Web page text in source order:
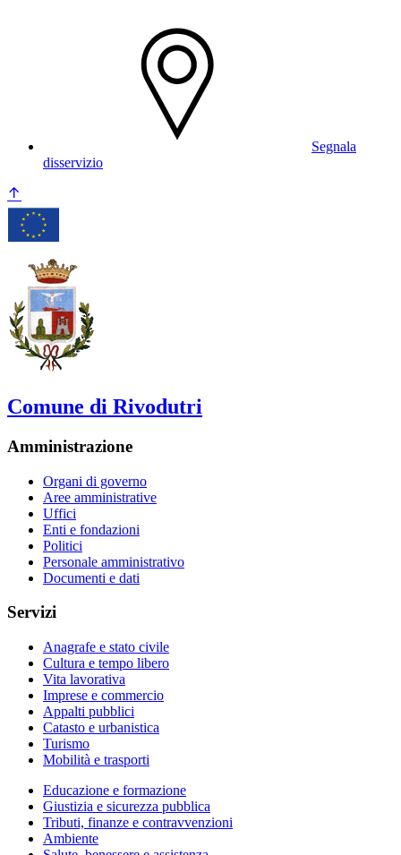
Segnala
disservizio
Comune di Rivodutri
Amministrazione
Organi di governo
Aree amministrative
Uffici
Enti e fondazioni
Politici
Personale amministrativo
Documenti e dati
Servizi
Anagrafe e stato civile
Cultura e tempo libero
Vita lavorativa
Imprese e commercio
Appalti pubblici
Catasto e urbanistica
Turismo
Mobilità e trasporti
Educazione e formazione
Giustizia e sicurezza pubblica
Tributi, finanze e contravvenzioni
Ambiente